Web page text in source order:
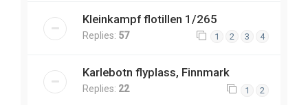
Kleinkampf flotillen 1/265
Replies: 57 1 2 3 4
Karlebotn flyplass, Finnmark
Replies: 22 1 2